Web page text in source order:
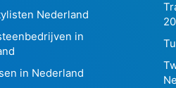
Nederland
in
in Nederland